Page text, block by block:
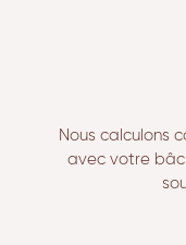
Nous calculons
avec votre